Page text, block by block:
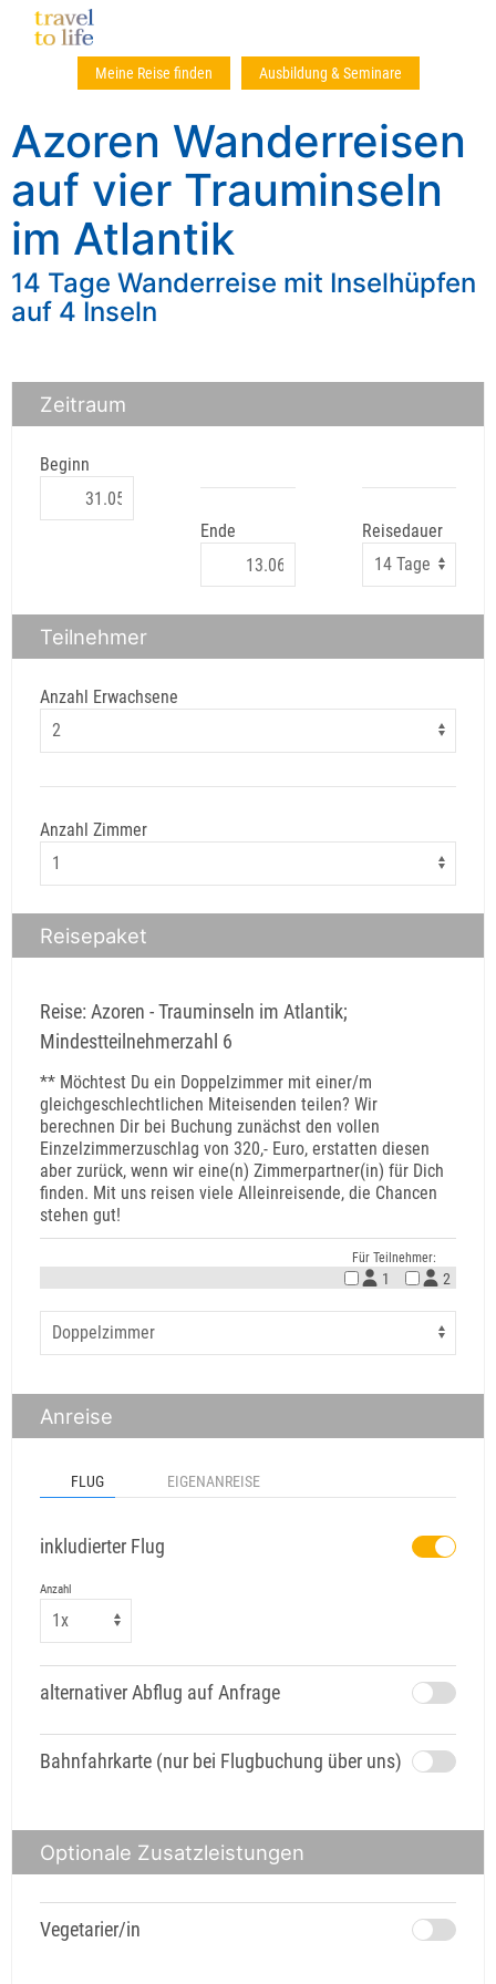
Meine Reise finden Ausbildung & Seminare
Azoren Wanderreisen
auf vier Trauminseln
im Atlantik
14 Tage Wanderreise mit Inselhüpfen
auf 4 Inseln
Zeitraum
Beginn
Ende Reisedauer
Teilnehmer
Anzahl Erwachsene
Anzahl Zimmer
Reisepaket
Reise: Azoren - Trauminseln im Atlantik;
Mindestteilnehmerzahl 6
** Möchtest Du ein Doppelzimmer mit einer/m
gleichgeschlechtlichen Miteisenden teilen? Wir
berechnen Dir bei Buchung zunächst den vollen
Einzelzimmerzuschlag von 320,- Euro, erstatten diesen
aber zurück, wenn wir eine(n) Zimmerpartner(in) für Dich
finden. Mit uns reisen viele Alleinreisende, die Chancen
stehen gut!
Für Teilnehmer:
1 2
Anreise
FLUG EIGENANREISE
inkludierter Flug
Anzahl
alternativer Abflug auf Anfrage
Bahnfahrkarte (nur bei Flugbuchung über uns)
Optionale Zusatzleistungen
Vegetarier/in